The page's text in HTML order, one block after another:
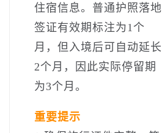
住宿信息。普通护照落地
签证有效期标注为1个
月，但入境后可自动延长
2个月，因此实际停留期
为3个月。
重要提示